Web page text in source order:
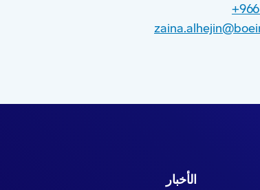
الأخبار